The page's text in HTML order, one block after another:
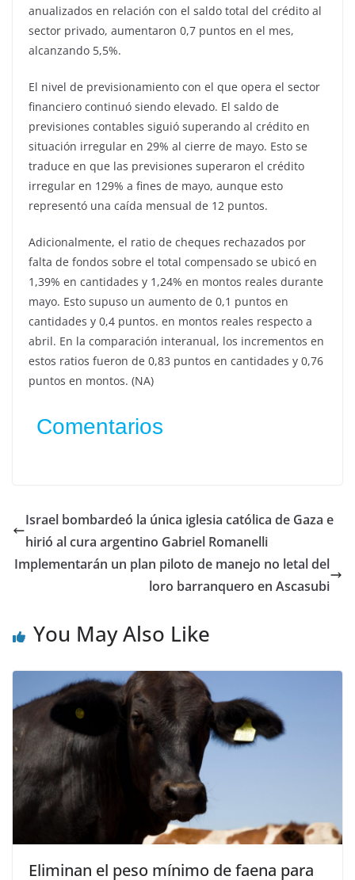
anualizados en relación con el saldo total del crédito al
sector privado, aumentaron 0,7 puntos en el mes,
alcanzando 5,5%.
El nivel de previsionamiento con el que opera el sector
financiero continuó siendo elevado. El saldo de
previsiones contables siguió superando al crédito en
situación irregular en 29% al cierre de mayo. Esto se
traduce en que las previsiones superaron el crédito
irregular en 129% a fines de mayo, aunque esto
representó una caída mensual de 12 puntos.
Adicionalmente, el ratio de cheques rechazados por
falta de fondos sobre el total compensado se ubicó en
1,39% en cantidades y 1,24% en montos reales durante
mayo. Esto supuso un aumento de 0,1 puntos en
cantidades y 0,4 puntos. en montos reales respecto a
abril. En la comparación interanual, los incrementos en
estos ratios fueron de 0,83 puntos en cantidades y 0,76
puntos en montos. (NA)
Comentarios
Israel bombardeó la única iglesia católica de Gaza e
hirió al cura argentino Gabriel Romanelli
Implementarán un plan piloto de manejo no letal del
loro barranquero en Ascasubi
You May Also Like
Eliminan el peso mínimo de faena para